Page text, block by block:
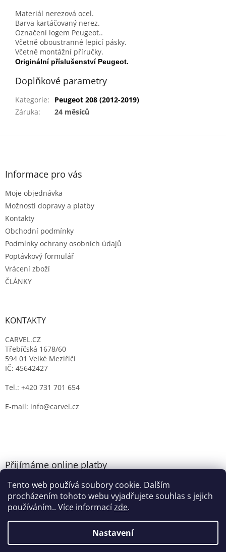
Tento web používá soubory cookie. Dalším
procházením tohoto webu vyjadřujete souhlas s jejich
používáním.. Více informacízde.
Nastavení
Materiál nerezová ocel.
Barva kartáčovaný nerez.
Označení logem Peugeot..
Včetně oboustranné lepicí pásky.
Včetně montážní příručky.
Originální příslušenství Peugeot.
Doplňkové parametry
Kategorie:
Peugeot 208 (2012-2019)
Záruka: 24 měsíců
Z
Informace pro vás
Moje objednávka
Možnosti dopravy a platby
Kontakty
Obchodní podmínky
Podmínky ochrany osobních údajů
Poptávkový formulář
Vrácení zboží
ČLÁNKY
KONTAKTY
CARVEL.CZ
Třebíčská 1678/60
594 01 Velké Meziříčí
IČ: 45642427
Tel.: +420 731 701 654
E-mail: info@carvel.cz
Přijímáme online platby
Vytvořil Shoptet